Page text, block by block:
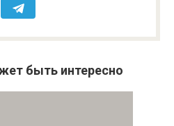
быть интересно